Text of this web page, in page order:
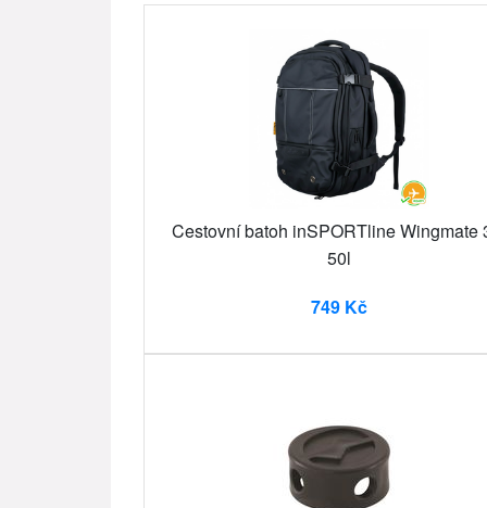
Cestovní batoh inSPORTline Wingmate
50l
749 Kč